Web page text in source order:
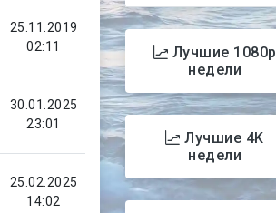
25.11.2019
02:11
30.01.2025
23:01
25.02.2025
14:02
Лучшие 1080p
недели
Лучшие 4K
недели